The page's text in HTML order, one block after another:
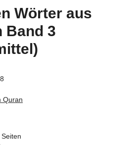
Wörter aus
Band 3
Quran